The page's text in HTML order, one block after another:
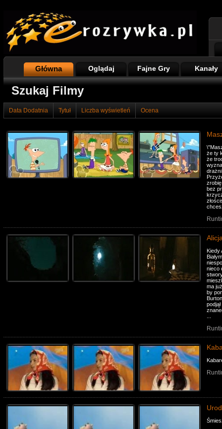
Główna Oglądaj Fajne Gry Kanały
Szukaj Filmy
Data Dodatnia Tytuł Liczba wyświetleń Ocena
że ty
że
bez
Kiedy
nieco
ma
by